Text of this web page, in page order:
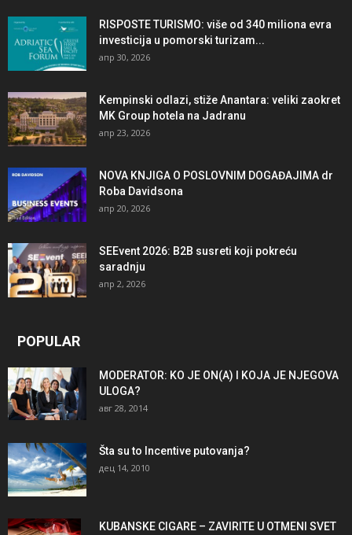
RISPOSTE TURISMO: više od 340 miliona evra
investicija u pomorski turizam...
апр 30, 2026
Kempinski odlazi, stiže Anantara: veliki zaokret
MK Group hotela na Jadranu
апр 23, 2026
NOVA KNJIGA O POSLOVNIM DOGAĐAJIMA dr
Roba Davidsona
апр 20, 2026
SEEvent 2026: B2B susreti koji pokreću
saradnju
апр 2, 2026
POPULAR
MODERATOR: KO JE ON(A) I KOJA JE NJEGOVA
ULOGA?
авг 28, 2014
Šta su to Incentive putovanja?
дец 14, 2010
KUBANSKE CIGARE – ZAVIRITE U OTMENI SVET